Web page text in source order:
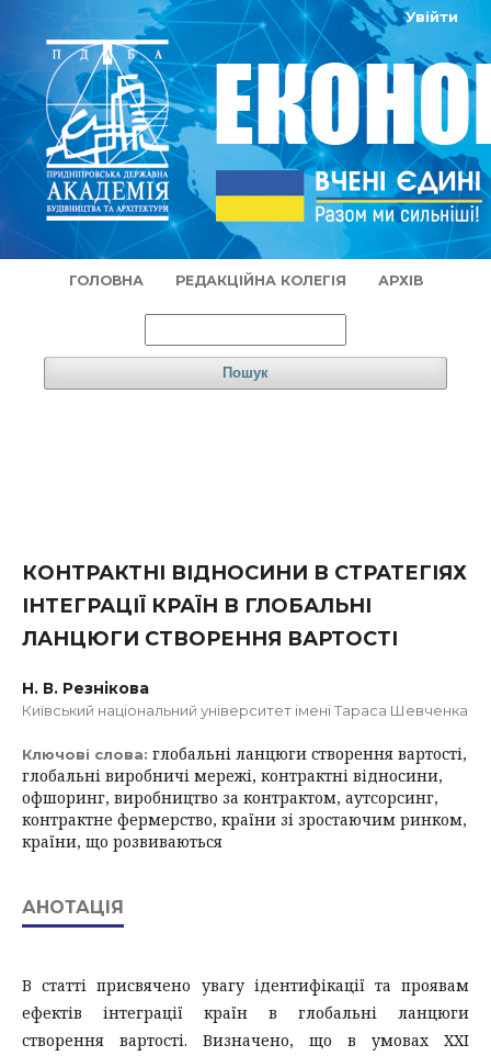
ГОЛОВНА РЕДАКЦІЙНА КОЛЕГІЯ АРХІВ
Пошук
Увійти
КОНТРАКТНІ ВІДНОСИНИ В СТРАТЕГІЯХ
ІНТЕГРАЦІЇ КРАЇН В ГЛОБАЛЬНІ
ЛАНЦЮГИ СТВОРЕННЯ ВАРТОСТІ
Н. В. Резнікова
Київський національний університет імені Тараса Шевченка
Ключові слова: глобальні ланцюги створення вартості,
глобальні виробничі мережі, контрактні відносини,
офшоринг, виробництво за контрактом, аутсорсинг,
контрактне фермерство, країни зі зростаючим ринком,
країни, що розвиваються
АНОТАЦІЯ
В статті присвячено увагу ідентифікації та проявам
ефектів інтеграції країн в глобальні ланцюги
створення вартості. Визначено, що в умовах ХХІ